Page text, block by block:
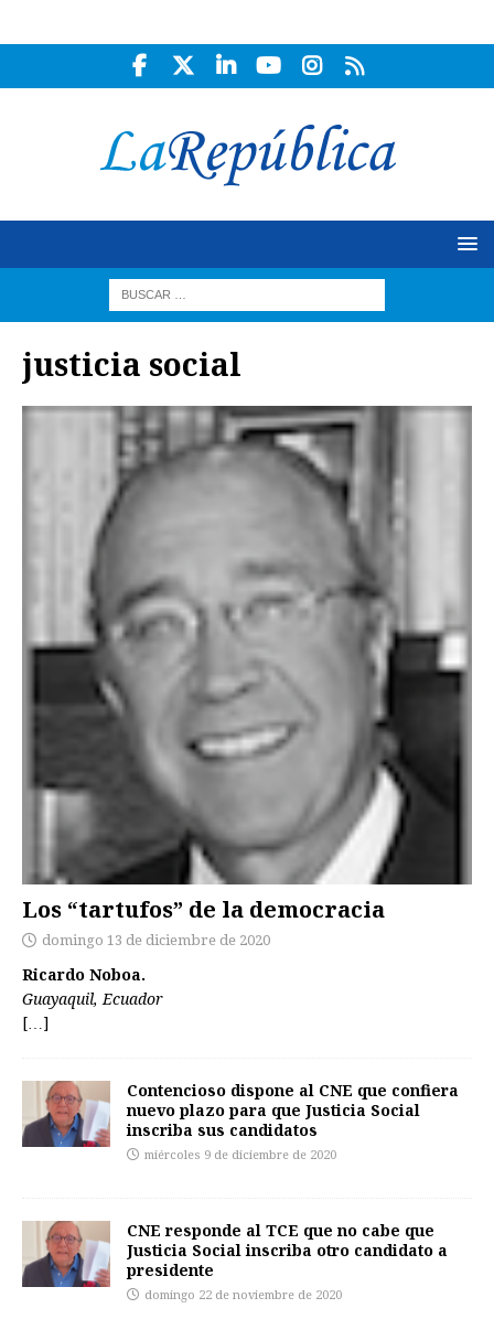
justicia social
Los “tartufos” de la democracia
domingo 13 de diciembre de 2020
Ricardo Noboa.
Guayaquil, Ecuador
[…]
Contencioso dispone al CNE que confiera
nuevo plazo para que Justicia Social
inscriba sus candidatos
miércoles 9 de diciembre de 2020
CNE responde al TCE que no cabe que
Justicia Social inscriba otro candidato a
presidente
domingo 22 de noviembre de 2020